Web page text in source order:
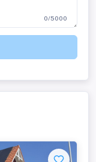
0/5000